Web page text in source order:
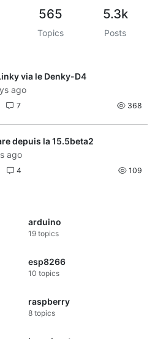
565
Topics
5.3k
Posts
via le Denky-D4
ago
7 368
depuis la 15.5beta2
ago
4 109
arduino
19 topics
esp8266
10 topics
raspberry
8 topics